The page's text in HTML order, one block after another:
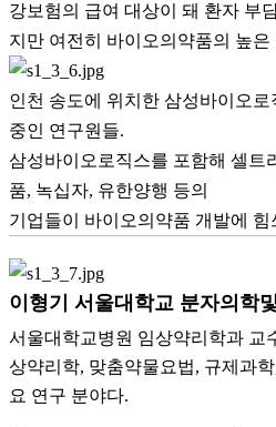
강보험의 급여 대상이 돼 환자 부
지만 여전히 바이오의약품의 높
인천 송도에 위치한 삼성바이오
중인 연구원들.
삼성바이오로직스를 포함해 셀트
품, 녹십자, 유한양행 등의
기업들이 바이오의약품 개발에 힘
이형기 서울대학교 분자의학
서울대학교병원 임상약리학과 교
상약리학, 맞춤약물요법, 규제과
요 연구 분야다.